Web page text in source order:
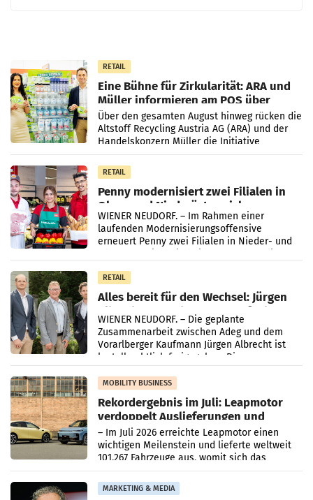
RETAIL
Eine Bühne für Zirkularität: ARA und
Müller informieren am POS über
Kreislauffähigkeit
Über den gesamten August hinweg rücken die
Altstoff Recycling Austria AG (ARA) und der
Handelskonzern Müller die Initiative
„Kreislauf-Helden“ in allen österreichischen
Müller-Filialen
RETAIL
Penny modernisiert zwei Filialen in
Ober- und Niederösterreich
WIENER NEUDORF. – Im Rahmen einer
laufenden Modernisierungsoffensive
erneuert Penny zwei Filialen in Nieder- und
RETAIL
Alles bereit für den Wechsel: Jürgen
Albrecht setzt ab 1.1.2027 auf Adeg
WIENER NEUDORF. – Die geplante
Zusammenarbeit zwischen Adeg und dem
Vorarlberger Kaufmann Jürgen Albrecht ist
kartellrechtlich freigegeben: Die
Bundeswettbewerbsbehörde und der
Bundeskartellanwalt
MOBILITY BUSINESS
Rekordergebnis im Juli: Leapmotor
verdoppelt Auslieferungen und
überschreitet die 100.000er-Marke
– Im Juli 2026 erreichte Leapmotor einen
wichtigen Meilenstein und lieferte weltweit
101.267 Fahrzeuge aus, womit sich das
Ergebnis gegenüber Juli 2025 mehr als
verdoppelte (+102
MARKETING & MEDIA